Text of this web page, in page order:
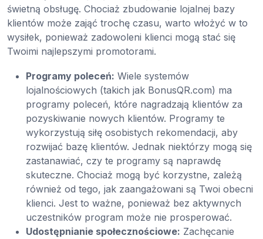
świetną obsługę. Chociaż zbudowanie lojalnej bazy
klientów może zająć trochę czasu, warto włożyć w to
wysiłek, ponieważ zadowoleni klienci mogą stać się
Twoimi najlepszymi promotorami.
Programy poleceń: Wiele systemów
lojalnościowych (takich jak BonusQR.com) ma
programy poleceń, które nagradzają klientów za
pozyskiwanie nowych klientów. Programy te
wykorzystują siłę osobistych rekomendacji, aby
rozwijać bazę klientów. Jednak niektórzy mogą się
zastanawiać, czy te programy są naprawdę
skuteczne. Chociaż mogą być korzystne, zależą
również od tego, jak zaangażowani są Twoi obecni
klienci. Jest to ważne, ponieważ bez aktywnych
uczestników program może nie prosperować.
Udostępnianie społecznościowe: Zachęcanie